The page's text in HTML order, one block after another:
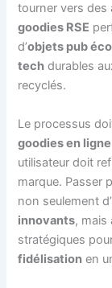
tourner vers des
goodies RSE
d’objets pub
tech durables
recyclés.
Le processus
goodies en ligne
utilisateur doit
marque. Passer
non seulement
innovants, mais
stratégiques
fidélisation en